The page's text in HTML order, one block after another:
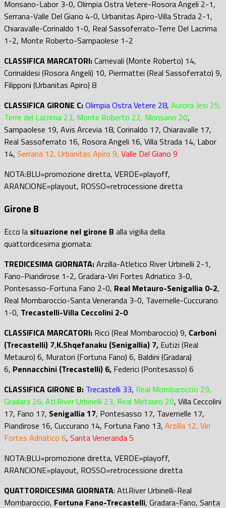
Monsano-Labor 3-0, Olimpia Ostra Vetere-Rosora Angeli 2-1,
Serrana-Valle Del Giano 4-0, Urbanitas Apiro-Villa Strada 2-1,
Chiaravalle-Corinaldo 1-0, Real Sassoferrato-Terre Del Lacrima
1-2, Monte Roberto-Sampaolese 1-2
CLASSIFICA MARCATORI:Carnevali (Monte Roberto) 14,
Corinaldesi (Rosora Angeli) 10, Piermattei (Real Sassoferrato) 9,
Filipponi (Urbanitas Apiro) 8
CLASSIFICA GIRONE C:Olimpia Ostra Vetere 28, Aurora Jesi 25,
Terre del Lacrima 23, Monte Roberto 22, Monsano 20,
Sampaolese 19, Avis Arcevia 18, Corinaldo 17, Chiaravalle 17,
Real Sassoferrato 16, Rosora Angeli 16, Villa Strada 14, Labor
14, Serrana 12, Urbanitas Apiro 9, Valle Del Giano 9
NOTA:BLU=promozione diretta, VERDE=playoff,
ARANCIONE=playout, ROSSO=retrocessione diretta
Girone B
Ecco la situazione nel girone B alla vigilia della
quattordicesima giornata:
TREDICESIMA GIORNATA:Arzilla-Atletico River Urbinelli 2-1,
Fano-Piandirose 1-2, Gradara-Viri Fortes Adriatico 3-0,
Pontesasso-Fortuna Fano 2-0, Real Metauro-Senigallia 0-2,
Real Mombaroccio-Santa Veneranda 3-0, Tavernelle-Cuccurano
1-0, Trecastelli-Villa Ceccolini 2-0
CLASSIFICA MARCATORI: Ricci (Real Mombaroccio) 9, Carboni
(Trecastelli) 7,K.Shqefanaku (Senigallia) 7, Eutizi (Real
Metauro) 6, Muratori (Fortuna Fano) 6, Baldini (Gradara)
6, Pennacchini (Trecastelli) 6, Federici (Pontesasso) 6
CLASSIFICA GIRONE B: Trecastelli 33, Real Mombaroccio 29,
Gradara 26, Atl.River Urbinelli 23, Real Metauro 20, Villa Ceccolini
17, Fano 17, Senigallia 17, Pontesasso 17, Tavernelle 17,
Piandirose 16, Cuccurano 14, Fortuna Fano 13, Arzilla 12, Viri
Fortes Adriatico 6, Santa Veneranda 5
NOTA:BLU=promozione diretta, VERDE=playoff,
ARANCIONE=playout, ROSSO=retrocessione diretta
QUATTORDICESIMA GIORNATA: Atl.River Urbinelli-Real
Mombaroccio, Fortuna Fano-Trecastelli, Gradara-Fano, Santa